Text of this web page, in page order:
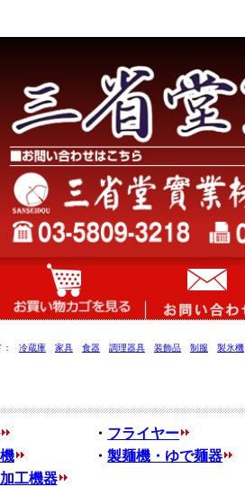
冷蔵庫 家具 食器 調理器具 装飾品 制服 製氷機
・ フライヤー
・製麺機・ゆで麺器
工機器